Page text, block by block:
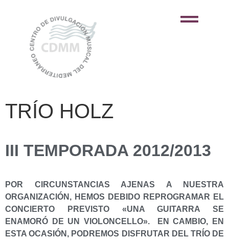
TRÍO HOLZ
III TEMPORADA 2012/2013
POR CIRCUNSTANCIAS AJENAS A NUESTRA
ORGANIZACIÓN, HEMOS DEBIDO REPROGRAMAR EL
CONCIERTO PREVISTO «UNA GUITARRA SE
ENAMORÓ DE UN VIOLONCELLO». EN CAMBIO, EN
ESTA OCASIÓN, PODREMOS DISFRUTAR DEL TRÍO DE